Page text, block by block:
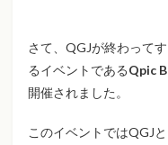
さて、QGJが終わって
るイベントであるQpic
開催されました。
このイベントではQGJ